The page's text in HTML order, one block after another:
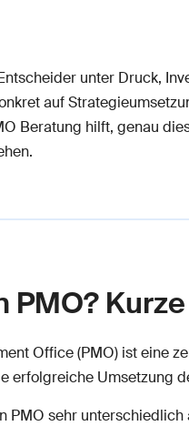
unter Druck,
auf
Beratung hilft, genau
PMO?
Office (PMO) ist eine
erfolgreiche Umsetzung
PMO sehr